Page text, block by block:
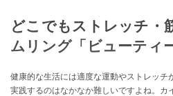
どこでもストレッチ・
ムリング「ビューティ
健康的な生活には適度な運動やストレッチ
実践するのはなかなか難しいですよね。カ